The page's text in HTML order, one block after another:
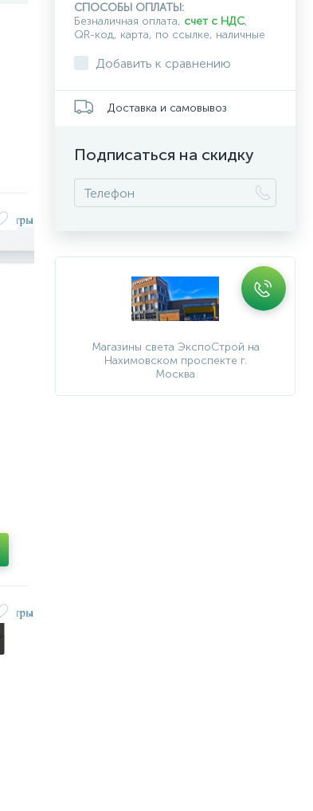
СПОСОБЫ ОПЛАТЫ:
Безналичная оплата, счет с НДС,
QR-код, карта, по ссылке, наличные
Добавить к сравнению
Доставка и самовывоз
Подписаться на скидку
Магазины света ЭкспоСтрой на
Нахимовском проспекте г.
Москва